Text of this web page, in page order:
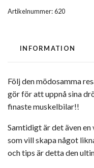
Artikelnummer:620
INFORMATION
Följ den mödosamma
gör för att uppnå sina
finaste muskelbilar!!
Samtidigt är det även
som vill skapa något
och tips är detta den